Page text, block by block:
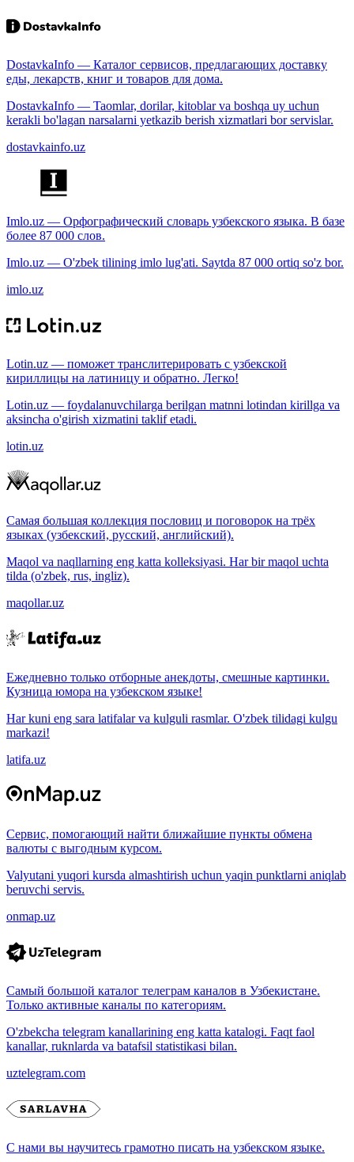
DostavkaInfo — Каталог сервисов, предлагающих доставку
еды, лекарств, книг и товаров для дома.
DostavkaInfo — Taomlar, dorilar, kitoblar va boshqa uy uchun
kerakli bo'lagan narsalarni yetkazib berish xizmatlari bor servislar.
dostavkainfo.uz
Imlo.uz — Орфографический словарь узбекского языка. В базе
более 87 000 слов.
Imlo.uz — O'zbek tilining imlo lug'ati. Saytda 87 000 ortiq so'z bor.
imlo.uz
Lotin.uz — поможет транслитерировать с узбекской
кириллицы на латиницу и обратно. Легко!
Lotin.uz — foydalanuvchilarga berilgan matnni lotindan kirillga va
aksincha o'girish xizmatini taklif etadi.
lotin.uz
Самая большая коллекция пословиц и поговорок на трёх
языках (узбекский, русский, английский).
Maqol va naqllarning eng katta kolleksiyasi. Har bir maqol uchta
tilda (o'zbek, rus, ingliz).
maqollar.uz
Ежедневно только отборные анекдоты, смешные картинки.
Кузница юмора на узбекском языке!
Har kuni eng sara latifalar va kulguli rasmlar. O'zbek tilidagi kulgu
markazi!
latifa.uz
Сервис, помогающий найти ближайшие пункты обмена
валюты с выгодным курсом.
Valyutani yuqori kursda almashtirish uchun yaqin punktlarni aniqlab
beruvchi servis.
onmap.uz
Самый большой каталог телеграм каналов в Узбекистане.
Только активные каналы по категориям.
O'zbekcha telegram kanallarining eng katta katalogi. Faqt faol
kanallar, ruknlarda va batafsil statistikasi bilan.
uztelegram.com
С нами вы научитесь грамотно писать на узбекском языке.